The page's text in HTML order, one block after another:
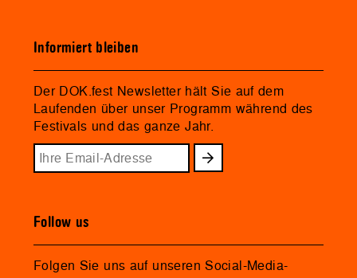
Informiert bleiben
Der DOK.fest Newsletter hält Sie auf dem
Laufenden über unser Programm während des
Festivals und das ganze Jahr.
Follow us
Folgen Sie uns auf unseren Social-Media-